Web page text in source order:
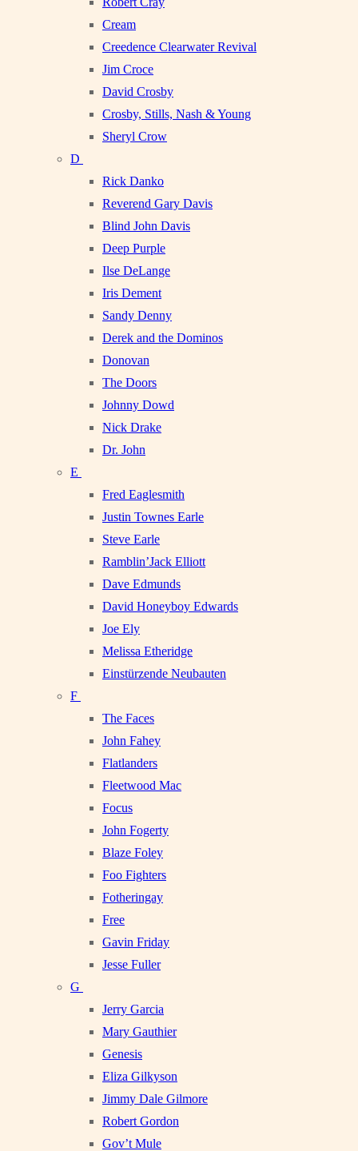
Cream
Creedence Clearwater Revival
Jim Croce
David Crosby
Crosby, Stills, Nash & Young
Sheryl Crow
D
Rick Danko
Reverend Gary Davis
Blind John Davis
Deep Purple
Ilse DeLange
Iris Dement
Sandy Denny
Derek and the Dominos
Donovan
The Doors
Johnny Dowd
Nick Drake
Dr. John
E
Fred Eaglesmith
Justin Townes Earle
Steve Earle
Ramblin’Jack Elliott
Dave Edmunds
David Honeyboy Edwards
Joe Ely
Melissa Etheridge
Einstürzende Neubauten
F
The Faces
John Fahey
Flatlanders
Fleetwood Mac
Focus
John Fogerty
Blaze Foley
Foo Fighters
Fotheringay
Free
Gavin Friday
Jesse Fuller
G
Jerry Garcia
Mary Gauthier
Genesis
Eliza Gilkyson
Jimmy Dale Gilmore
Robert Gordon
Gov’t Mule